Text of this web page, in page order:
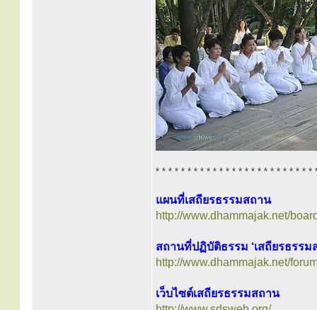
* * * * * * * * * * * * * * * * * * * * * * * * *
แผนที่เสถียรธรรมสถาน
http://www.dhammajak.net/
สถานที่ปฏิบัติธรรม ‘เสถียรธรรม
http://www.dhammajak.net/
เว็บไซต์เสถียรธรรมสถาน